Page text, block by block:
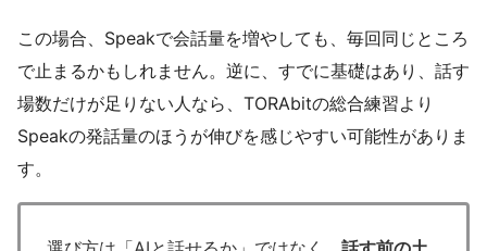
この場合、Speakで会話量を増やしても、毎回同じところ
で止まるかもしれません。逆に、すでに基礎はあり、話す
場数だけが足りない人なら、TORAbitの総合練習より
Speakの発話量のほうが伸びを感じやすい可能性がありま
す。